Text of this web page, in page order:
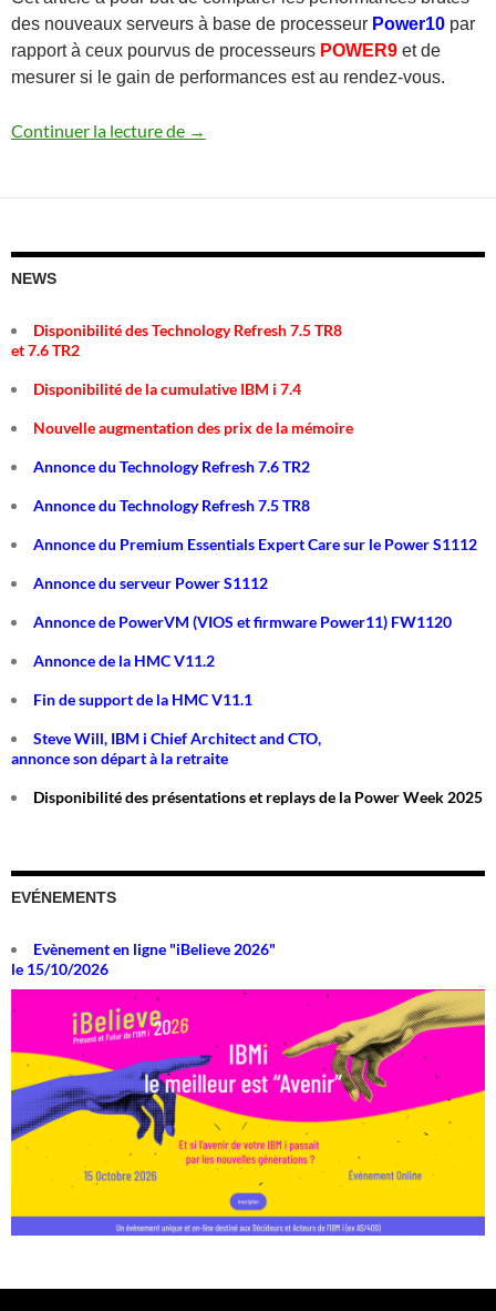
des nouveaux serveurs à base de processeur Power10 par
rapport à ceux pourvus de processeurs POWER9 et de
mesurer si le gain de performances est au rendez-vous.
Continuer la lecture de Performances serveurs Power E1080 vs
→
NEWS
Disponibilité des Technology Refresh 7.5 TR8
et 7.6 TR2
Disponibilité de la cumulative IBM i 7.4
Nouvelle augmentation des prix de la mémoire
Annonce du Technology Refresh 7.6 TR2
Annonce du Technology Refresh 7.5 TR8
Annonce du Premium Essentials Expert Care sur le Power S1112
Annonce du serveur Power S1112
Annonce de PowerVM (VIOS et firmware Power11) FW1120
Annonce de la HMC V11.2
Fin de support de la HMC V11.1
Steve Will, IBM i Chief Architect and CTO,
annonce son départ à la retraite
Disponibilité des présentations et replays de la Power Week 2025
EVÉNEMENTS
Evènement en ligne "iBelieve 2026"
le 15/10/2026